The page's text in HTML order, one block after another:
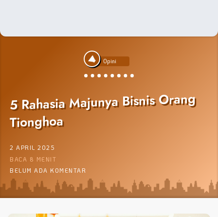
Opini
5 Rahasia Majunya Bisnis Orang
Tionghoa
2 APRIL 2025
BACA 8 MENIT
BELUM ADA KOMENTAR